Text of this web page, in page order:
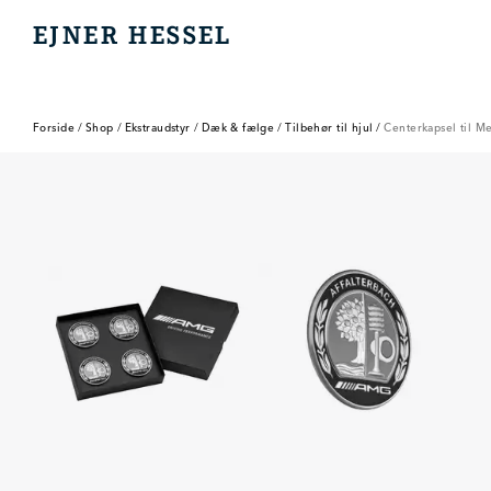
EJNER HESSEL
Forside / Shop / Ekstraudstyr / Dæk & fælge / Tilbehør til hjul / Centerkapsel til